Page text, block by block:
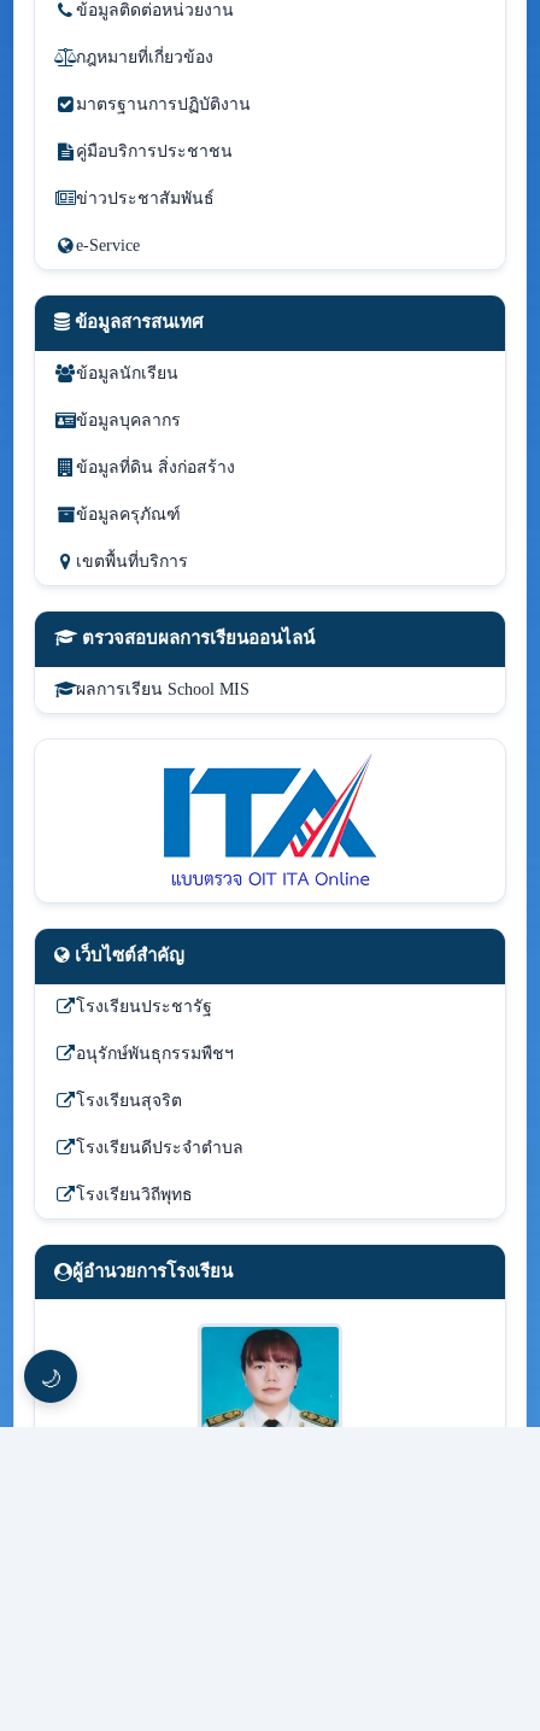
ข้อมูลติดต่อหน่วยงาน
กฎหมายที่เกี่ยวข้อง
มาตรฐานการปฏิบัติงาน
คู่มือบริการประชาชน
ข่าวประชาสัมพันธ์
e-Service
ข้อมูลสารสนเทศ
ข้อมูลนักเรียน
ข้อมูลบุคลากร
ข้อมูลที่ดิน สิ่งก่อสร้าง
ข้อมูลครุภัณฑ์
เขตพื้นที่บริการ
ตรวจสอบผลการเรียนออนไลน์
ผลการเรียน School MIS
เว็บไซต์สำคัญ
โรงเรียนประชารัฐ
อนุรักษ์พันธุกรรมพืชฯ
โรงเรียนสุจริต
โรงเรียนดีประจำตำบล
โรงเรียนวิถีพุทธ
ผู้อำนวยการโรงเรียน
🌙